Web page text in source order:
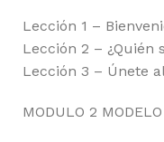
Lección 1 –
Lección 2 – ¿Quién
Lección 3 – Únete
MODULO 2